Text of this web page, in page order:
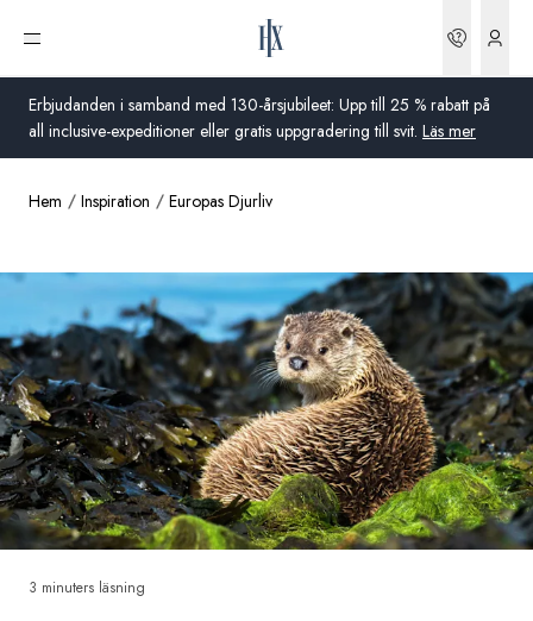
Erbjudanden i samband med 130-årsjubileet: Upp till 25 % rabatt på
all inclusive-expeditioner eller gratis uppgradering till svit. Läs mer
Öppna meny
Sverige
Storbritannien
USA
Tyskland
Schweiz
Frankrike
Sverige
Global
Hem Inspiration Europas Djurliv
3 minuters läsning